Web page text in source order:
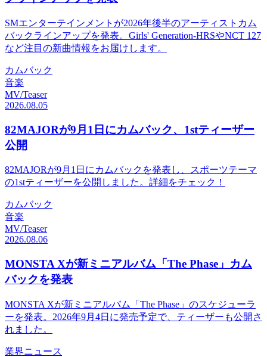
SMエンターテインメントが2026年後半のアーティストカム
バックラインアップを発表。Girls' Generation-HRSやNCT 127
など注目の新曲情報をお届けします。
カムバック
音楽
MV/Teaser
2026.08.05
82MAJORが9月1日にカムバック、1stティーザー
公開
82MAJORが9月1日にカムバックを発表し、スポーツテーマ
の1stティーザーを公開しました。詳細をチェック！
カムバック
音楽
MV/Teaser
2026.08.06
MONSTA Xが新ミニアルバム「The Phase」カム
バックを発表
MONSTA Xが新ミニアルバム「The Phase」のスケジューラ
ーを発表。2026年9月4日に発売予定で、ティーザーも公開さ
れました。
業界ニュース